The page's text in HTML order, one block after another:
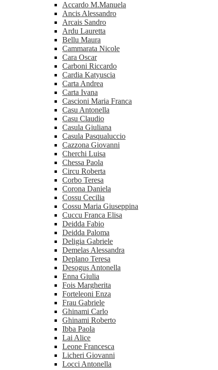
Accardo M.Manuela
Ancis Alessandro
Arcais Sandro
Ardu Lauretta
Bellu Maura
Cammarata Nicole
Cara Oscar
Carboni Riccardo
Cardia Katyuscia
Carta Andrea
Carta Ivana
Cascioni Maria Franca
Casu Antonella
Casu Claudio
Casula Giuliana
Casula Pasqualuccio
Cazzona Giovanni
Cherchi Luisa
Chessa Paola
Circu Roberta
Corbo Teresa
Corona Daniela
Cossu Cecilia
Cossu Maria Giuseppina
Cuccu Franca Elisa
Deidda Fabio
Deidda Paloma
Deligia Gabriele
Demelas Alessandra
Deplano Teresa
Desogus Antonella
Enna Giulia
Fois Margherita
Forteleoni Enza
Frau Gabriele
Ghinami Carlo
Ghinami Roberto
Ibba Paola
Lai Alice
Leone Francesca
Licheri Giovanni
Locci Antonella